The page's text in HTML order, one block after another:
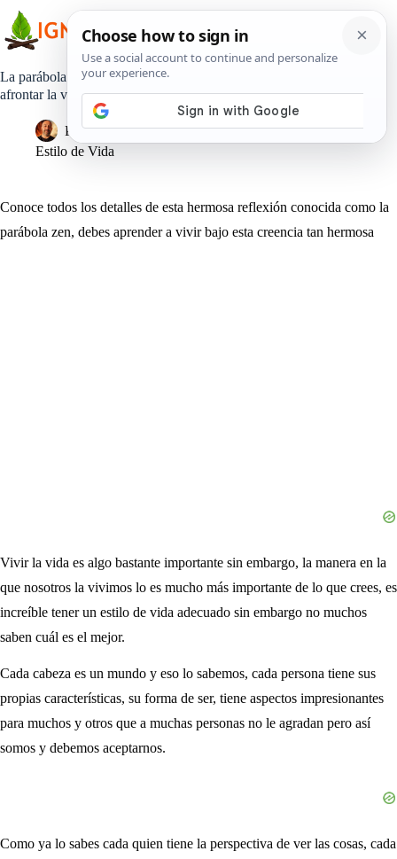
contenido
La parábola zen que nos hace cuestionarnos nuestra forma de
afrontar la vida
Pedro Lisperguer
27 febrero, 2019
Estilo de Vida
Conoce todos los detalles de esta hermosa reflexión conocida como la
parábola zen, debes aprender a vivir bajo esta creencia tan hermosa
Vivir la vida es algo bastante importante sin embargo, la manera en la
que nosotros la vivimos lo es mucho más importante de lo que crees, es
increíble tener un estilo de vida adecuado sin embargo no muchos
saben cuál es el mejor.
Cada cabeza es un mundo y eso lo sabemos, cada persona tiene sus
propias características, su forma de ser, tiene aspectos impresionantes
para muchos y otros que a muchas personas no le agradan pero así
somos y debemos aceptarnos.
Como ya lo sabes cada quien tiene la perspectiva de ver las cosas, cada